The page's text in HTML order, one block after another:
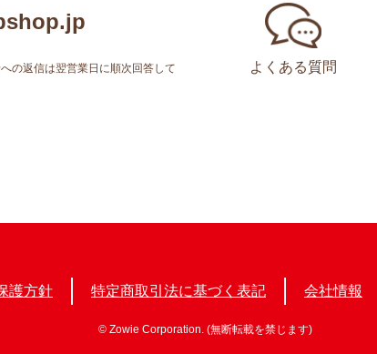
の返信は翌営業日に順次回答して
よくある質問
護方針 特定商取引法に基づく表記 会社情報
© Zowie Corporation. (無断転載を禁じます)